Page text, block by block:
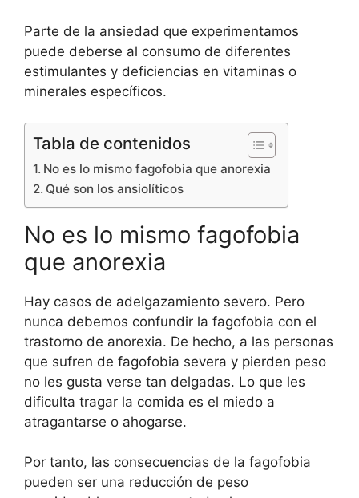
Parte de la ansiedad que experimentamos
puede deberse al consumo de diferentes
estimulantes y deficiencias en vitaminas o
minerales específicos.
Tabla de contenidos
No es lo mismo fagofobia que anorexia
Qué son los ansiolíticos
No es lo mismo fagofobia
que anorexia
Hay casos de adelgazamiento severo. Pero
nunca debemos confundir la fagofobia con el
trastorno de anorexia. De hecho, a las personas
que sufren de fagofobia severa y pierden peso
no les gusta verse tan delgadas. Lo que les
dificulta tragar la comida es el miedo a
atragantarse o ahogarse.
Por tanto, las consecuencias de la fagofobia
pueden ser una reducción de peso